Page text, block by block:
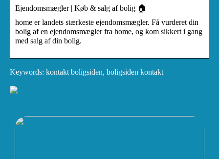
Ejendomsmægler | Køb & salg af bolig 🏠
home er landets stærkeste ejendomsmægler. Få vurderet din
bolig af en ejendomsmægler fra home, og kom sikkert i gang
med salg af din bolig.
Keywords: kontakt boligsiden, boligsiden kontakt